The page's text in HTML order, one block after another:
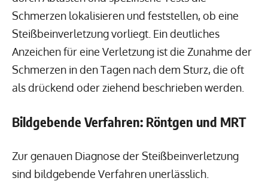
Schmerzen lokalisieren und feststellen, ob eine
Steißbeinverletzung vorliegt. Ein deutliches
Anzeichen für eine Verletzung ist die Zunahme der
Schmerzen in den Tagen nach dem Sturz, die oft
als drückend oder ziehend beschrieben werden.
Bildgebende Verfahren: Röntgen und MRT
Zur genauen Diagnose der Steißbeinverletzung
sind bildgebende Verfahren unerlässlich.